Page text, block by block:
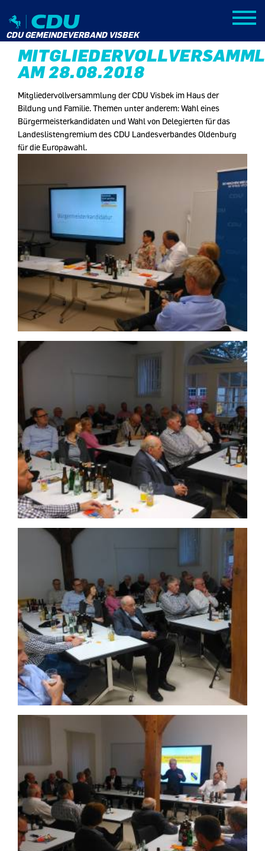
CDU GEMEINDEVERBAND VISBEK
ZURÜCK
AM 28.08.2018
Mitgliedervollversammlung der CDU Visbek im Haus der
Bildung und Familie. Themen unter anderem: Wahl eines
Bürgermeisterkandidaten und Wahl von Delegierten für das
Landeslistengremium des CDU Landesverbandes Oldenburg
für die Europawahl.